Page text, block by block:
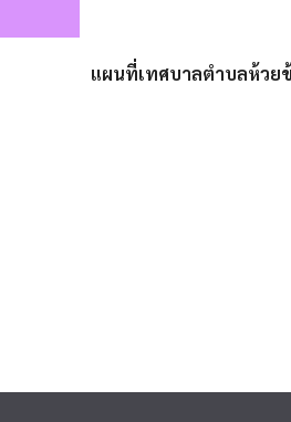
แผนที่เทศบาลตำบลห้วย